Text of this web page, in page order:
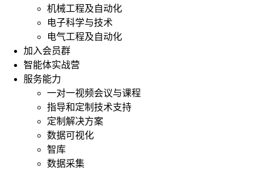
机械工程及自动化
电子科学与技术
电气工程及自动化
加入会员群
智能体实战营
服务能力
一对一视频会议与课程
指导和定制技术支持
定制解决方案
数据可视化
智库
数据采集